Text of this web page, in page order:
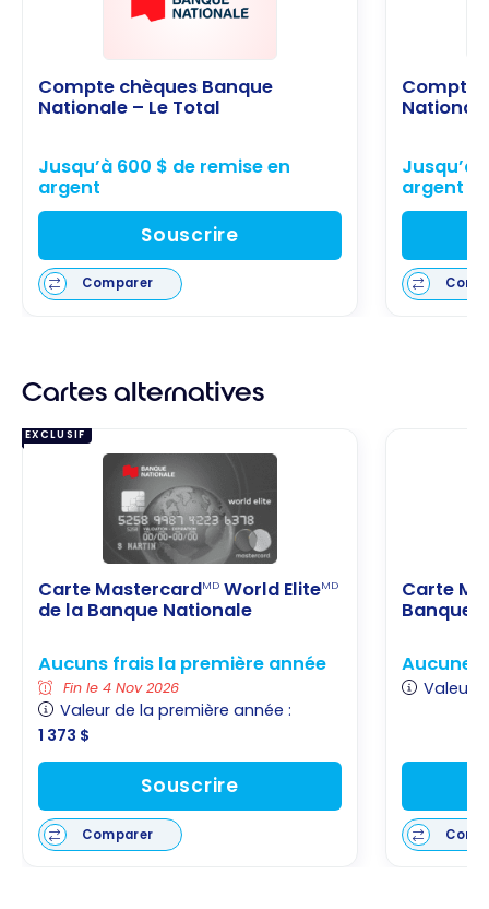
Compte chèques Banque
Nationale – Le Total
Jusqu’à 600 $ de remise en
argent
Souscrire
Comparer
Compte
Jusqu’à
argent
Cartes alternatives
EXCLUSIF
Carte MastercardMD World EliteMD
de la Banque Nationale
Aucuns frais la première année
Fin le 4 Nov 2026
Valeur de la première année :
1 373 $
Souscrire
Comparer
Carte
Banque
Aucune
Valeur